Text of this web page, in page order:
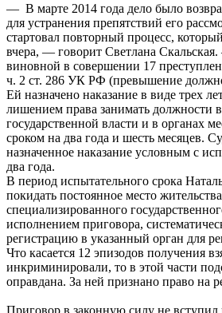
— В марте 2014 года дело было
для устранения препятствий его
стартовал повторный процесс,
вчера, — говорит Светлана
виновной в совершении 17
ч. 2 ст. 286 УК РФ (превышение
Ей назначено наказание в виде трех
лишением права занимать должности
государственной власти и в органах
сроком на два года и шесть месяцев.
назначенное наказание условным с
два года.
В период испытательного срока
покидать постоянное место
специализированного
исполнением приговора,
регистрацию в указанный орган для
Что касается 12 эпизодов получения
инкриминировали, то в этой части
оправдана. За ней признано право на
Приговор в законную силу не